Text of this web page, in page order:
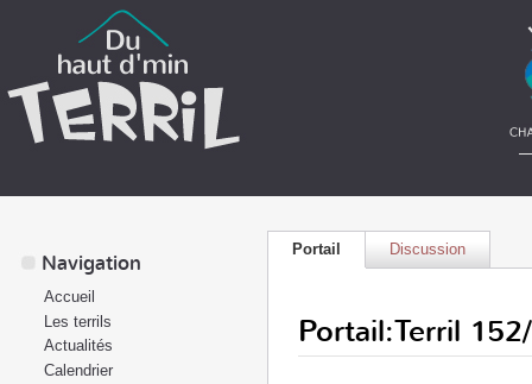
Portail Discussion
Portail:Terril
Navigation
Accueil
Les terrils
Actualités
Calendrier